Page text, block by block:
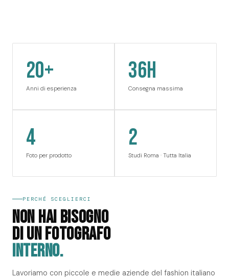
20+
Anni di esperienza
36H
Consegna massima
4
Foto per prodotto
2
Studi Roma · Tutta Italia
PERCHÉ SCEGLIERCI
NON HAI BISOGNO
DI UN FOTOGRAFO
INTERNO.
Lavoriamo con piccole e medie aziende del fashion italiano